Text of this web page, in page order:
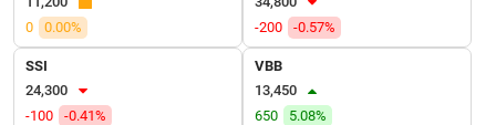
0
0.00%
-200
-0.57%
SSI
24,300
-100
-0.41%
VBB
13,450
650
5.08%
TIỆN
ÍCH